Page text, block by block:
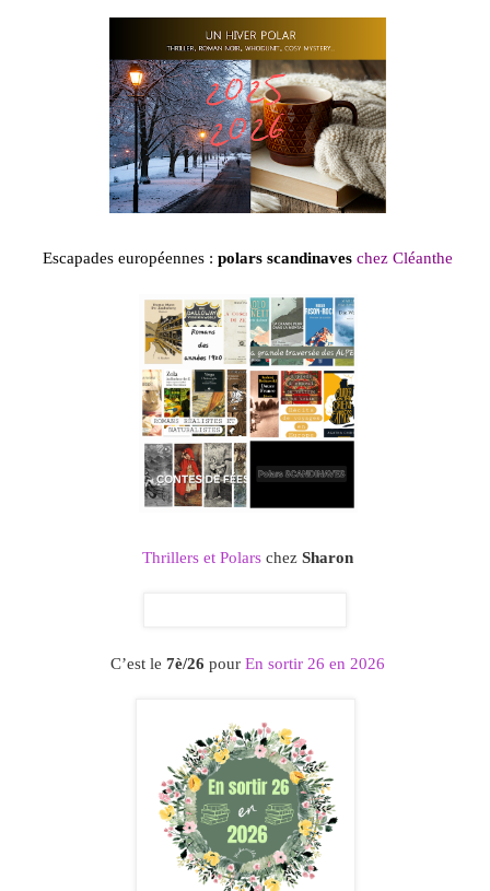
Escapades européennes : polars scandinaves chez Cléanthe
Thrillers et Polars chez Sharon
C’est le 7è/26 pour En sortir 26 en 2026